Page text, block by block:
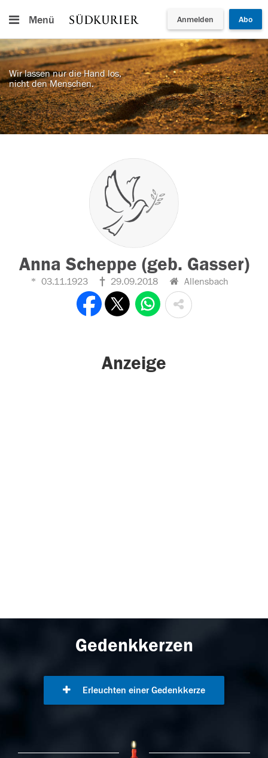
Menü Anmelden Abo
Wir lassen nur die Hand los,
nicht den Menschen.
Anna Scheppe (geb. Gasser)
03.11.1923 29.09.2018 Allensbach
Anzeige
Gedenkkerzen
Erleuchten einer Gedenkkerze